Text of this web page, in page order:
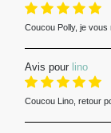
Coucou Polly, je vous
Avis pour lino
Coucou Lino, retour